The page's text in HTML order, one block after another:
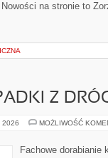
na stronie to
Z
2026 MOŻLIWOŚĆ
Fachowe dorabianie